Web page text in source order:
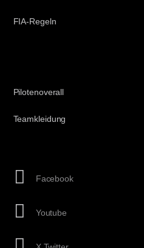
FIA-Regeln
Pilotenoverall
Teamkleidung
Facebook
Youtube